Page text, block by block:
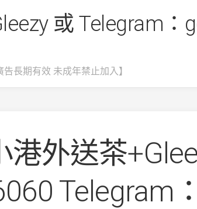
或 Telegram：
告長期有效 未成年禁止加入】
港外送茶
Telegram：